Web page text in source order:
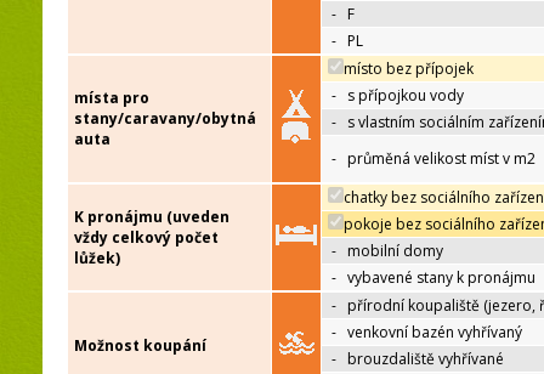
- F
- PL
místa pro
stany/caravany/obytná
auta
místo bez přípojek
- s přípojkou vody
- s vlastním sociálním
- průměná velikost míst v m2
K pronájmu (uveden
vždy celkový počet
lůžek)
chatky bez sociálního
pokoje bez sociálního
- mobilní domy
- vybavené stany k pronájmu
Možnost koupání
- přírodní koupaliště (jezero,
- venkovní bazén vyhřívaný
- brouzdaliště vyhřívané